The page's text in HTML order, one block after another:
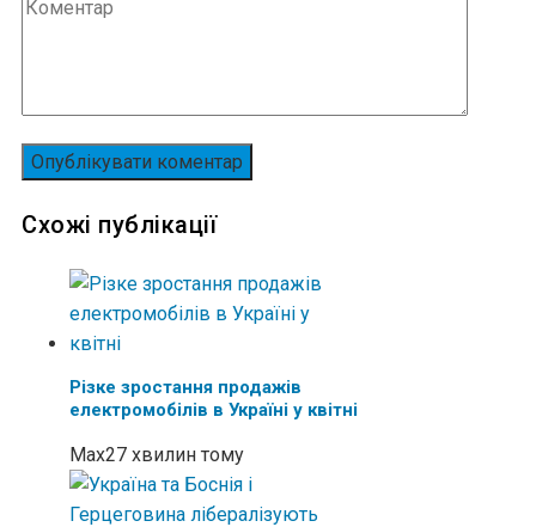
Схожі публікації
Різке зростання продажів
електромобілів в Україні у квітні
Max27 хвилин тому